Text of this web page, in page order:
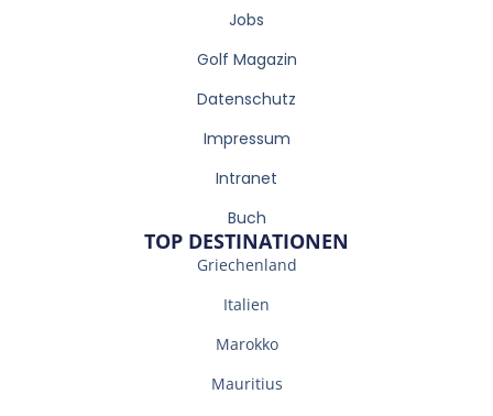
Jobs
Golf Magazin
Datenschutz
Impressum
Intranet
Buch
TOP DESTINATIONEN
Griechenland
Italien
Marokko
Mauritius